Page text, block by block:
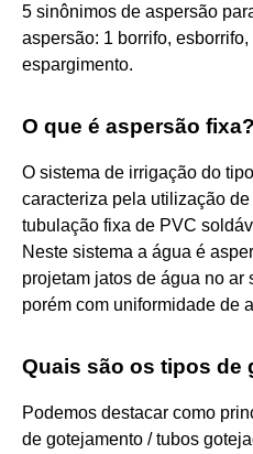
5 sinônimos de aspersão
aspersão: 1 borrifo,
espargimento.
O que é aspersão fixa?
O sistema de irrigação do
caracteriza pela utilização
tubulação fixa de PVC
Neste sistema a água é
projetam jatos de água no ar
porém com uniformidade de
Quais são os tipos de
Podemos destacar como
de gotejamento / tubos